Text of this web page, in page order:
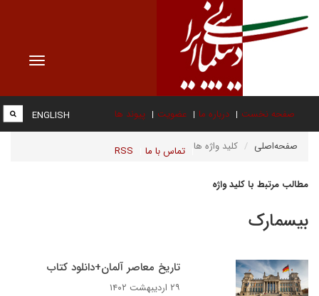
Toggle
صفحه نخست درباره ما عضویت پیوند ها
تماس با ما RSS
ENGLISH
صفحه‌اصلی کلید واژه ها
مطالب مرتبط با کلید واژه
بیسمارک
تاریخ معاصر آلمان+دانلود کتاب
۲۹ اردیبهشت ۱۴۰۲